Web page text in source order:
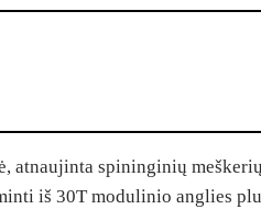
atnaujinta spininginių
iš 30T modulinio anglies